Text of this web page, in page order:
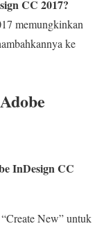
CC 2017?
memungkinkan
ke
InDesign CC
New” untuk